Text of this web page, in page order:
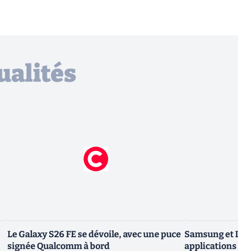
Le Galaxy S26 FE se dévoile, avec une puce
signée Qualcomm à bord
Samsung et
applications